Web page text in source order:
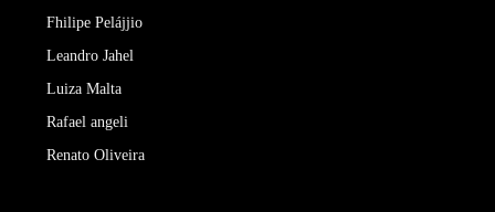
Fhilipe Pelájjio
Leandro Jahel
Luiza Malta
Rafael angeli
Renato Oliveira